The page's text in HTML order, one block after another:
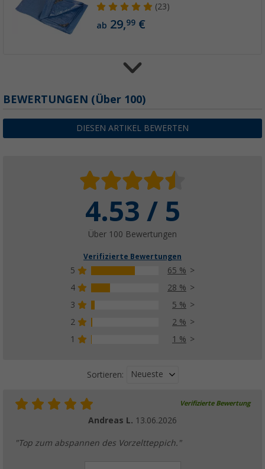
(23)
ab 29,99 €
Berger Zeltteppich Standard blau
ab 48,99€
Berger Standard Vorzeltteppich Grau
Über 100)
ab 44, 99€UVP49,99 €
Berger Luxe Vorzeltteppich
Über100)
(90)
ab43,99€UVP54,99 €
BEWERTUNGEN (Über 100)
DIESEN ARTIKEL BEWERTEN
4.53 / 5
Über 100 Bewertungen
Verifizierte Bewertungen
5
65 %
4
28 %
3
5 %
2
2 %
1
1 %
Sortieren: Neueste
Verifizierte Bewertung
Andreas L. 13.06.2026
"Top zum abspannen des Vorzeltteppich."